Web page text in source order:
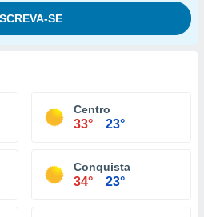
Centro
33° 23°
Conquista
34° 23°